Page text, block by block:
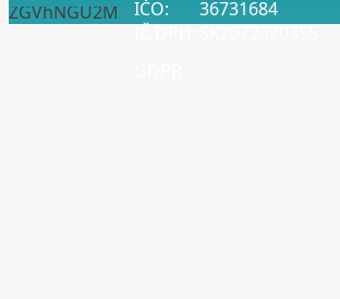
IČO:
36731684
ZGVhNGU2M